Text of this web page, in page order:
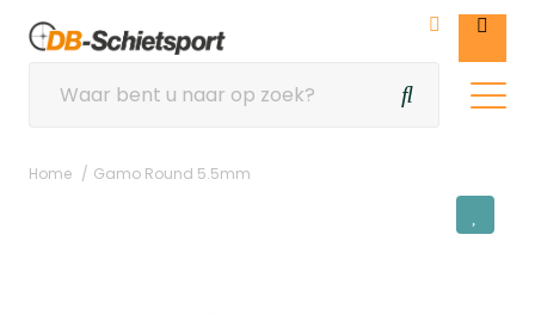
Home Gamo Round 5.5mm